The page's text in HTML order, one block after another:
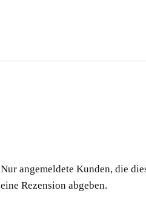
Nur angemeldete Kunden, die
eine Rezension abgeben.